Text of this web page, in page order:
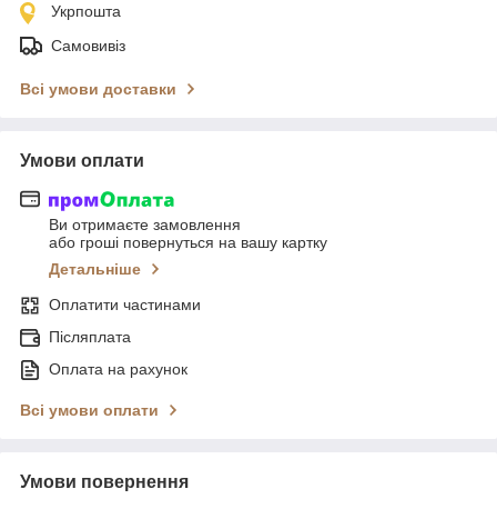
Укрпошта
Самовивіз
Всі умови доставки
Умови оплати
Ви отримаєте замовлення
або гроші повернуться на вашу картку
Детальніше
Оплатити частинами
Післяплата
Оплата на рахунок
Всі умови оплати
Умови повернення